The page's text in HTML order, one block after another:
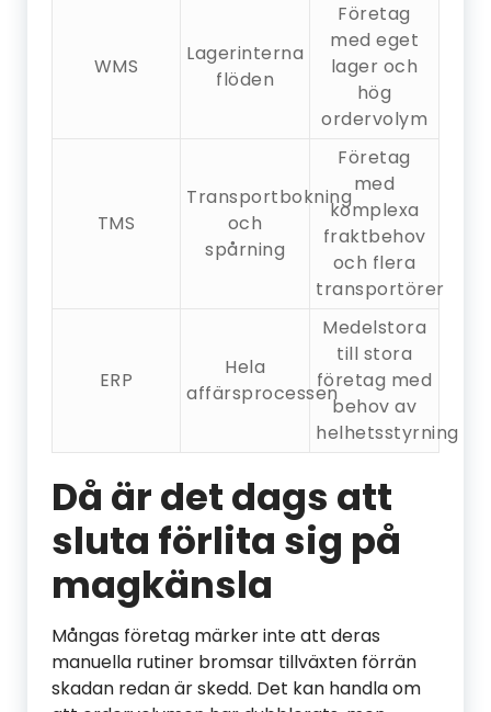
WMS
Lagerinterna
flöden
Företag
med eget
lager och
hög
ordervolym
TMS
Transportbokning
och
spårning
Företag
med
komplexa
fraktbehov
och flera
transportörer
ERP
Hela
affärsprocessen
Medelstora
till stora
företag med
behov av
helhetsstyrning
Då är det dags att
sluta förlita sig på
magkänsla
Mångas företag märker inte att deras
manuella rutiner bromsar tillväxten förrän
skadan redan är skedd. Det kan handla om